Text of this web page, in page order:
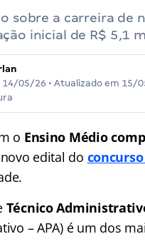
sobre a carreira de
inicial de R$ 5,1
14/05/26 • Atualizado em 15/
o Ensino Médio
edital do
Técnico
– APA) é um dos